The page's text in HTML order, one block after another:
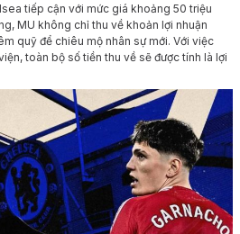
tiếp cận với mức giá khoảng 50 triệu
MU không chỉ thu về khoản lợi nhuận
quỹ để chiêu mộ nhân sự mới. Với việc
toàn bộ số tiền thu về sẽ được tính là lợi